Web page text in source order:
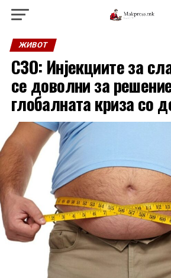
ЖИВОТ
СЗО: Инјекциите за
се доволни за
глобалната криза со